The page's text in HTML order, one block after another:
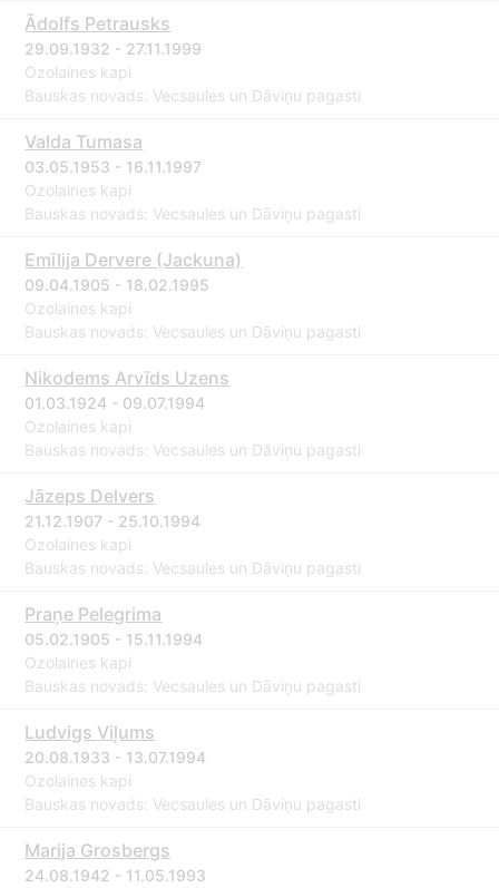
Ādolfs Petrausks
29.09.1932 - 27.11.1999
Ozolaines kapi
Bauskas novads: Vecsaules un Dāviņu pagasti
Valda Tumasa
03.05.1953 - 16.11.1997
Ozolaines kapi
Bauskas novads: Vecsaules un Dāviņu pagasti
Emīlija Dervere (Jackuna)
09.04.1905 - 18.02.1995
Ozolaines kapi
Bauskas novads: Vecsaules un Dāviņu pagasti
Nikodems Arvīds Uzens
01.03.1924 - 09.07.1994
Ozolaines kapi
Bauskas novads: Vecsaules un Dāviņu pagasti
Jāzeps Delvers
21.12.1907 - 25.10.1994
Ozolaines kapi
Bauskas novads: Vecsaules un Dāviņu pagasti
Praņe Pelegrima
05.02.1905 - 15.11.1994
Ozolaines kapi
Bauskas novads: Vecsaules un Dāviņu pagasti
Ludvigs Viļums
20.08.1933 - 13.07.1994
Ozolaines kapi
Bauskas novads: Vecsaules un Dāviņu pagasti
Marija Grosbergs
24.08.1942 - 11.05.1993